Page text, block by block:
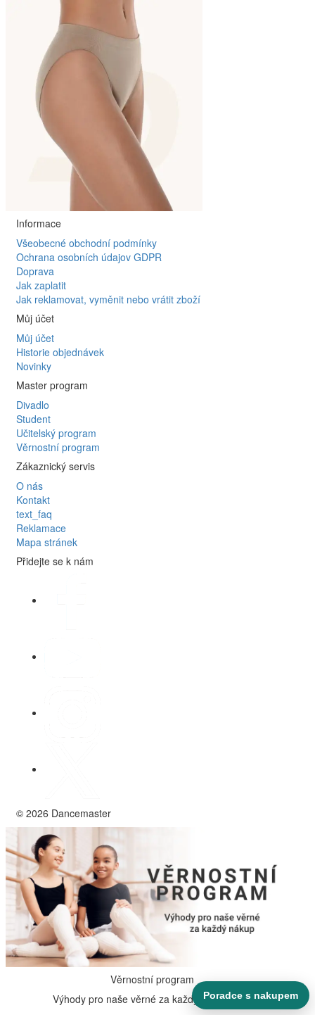
Informace
Všeobecné obchodní podmínky
Ochrana osobních údajov GDPR
Doprava
Jak zaplatit
Jak reklamovat, vyměnit nebo vrátit zboží
Můj účet
Můj účet
Historie objednávek
Novinky
Master program
Divadlo
Student
Učitelský program
Věrnostní program
Zákaznický servis
O nás
Kontakt
text_faq
Reklamace
Mapa stránek
Přidejte se k nám
© 2026 Dancemaster
Věrnostní program
Výhody pro naše věrné za každý nákup.- 5%
Poradce s nakupem